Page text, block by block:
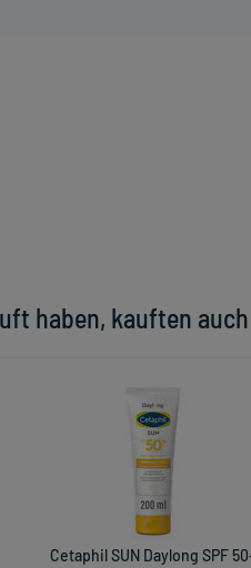
haben, kauften
Cetaphil SUN Daylong SPF